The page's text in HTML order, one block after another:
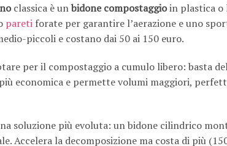
classica è unbidone compostaggioin plastica o
pareti forate per garantire l’aerazione e uno
piccoli e costano dai 50 ai 150 euro.
per il compostaggio a cumulo libero: basta
economica e permette volumi maggiori,
soluzione più evoluta: un bidone cilindrico
Accelera la decomposizione ma costa di più